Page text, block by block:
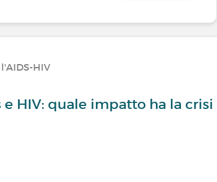
HIV
e HIV: quale impatto ha la